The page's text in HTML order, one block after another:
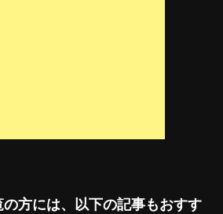
方には、以下の記事もおすす